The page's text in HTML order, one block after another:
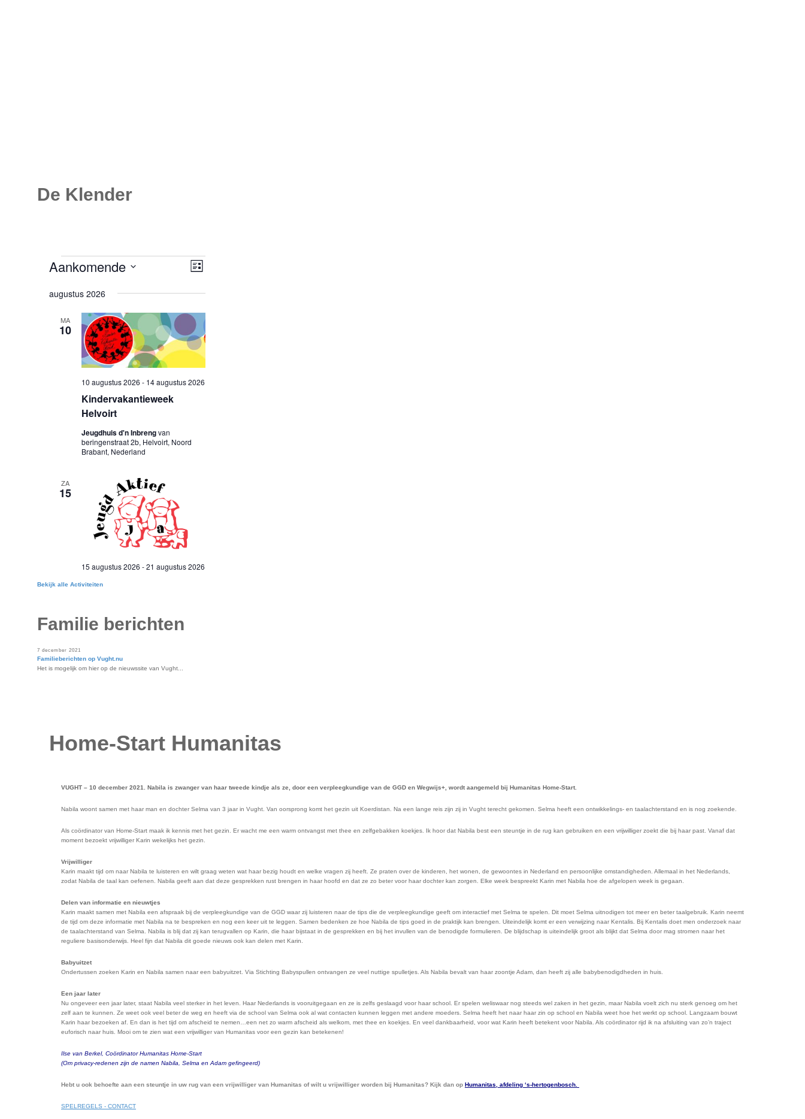
De Klender
Bekijk alle Activiteiten
Familie berichten
7 december 2021
Familieberichten op Vught.nu
Het is mogelijk om hier op de nieuwssite van Vught...
Home-Start Humanitas
VUGHT – 10 december 2021. Nabila is zwanger van haar tweede kindje als ze, door een verpleegkundige van de GGD en Wegwijs+, wordt aangemeld bij Humanitas Home-Start.
Nabila woont samen met haar man en dochter Selma van 3 jaar in Vught. Van oorsprong komt het gezin uit Koerdistan. Na een lange reis zijn zij in Vught terecht gekomen. Selma heeft een ontwikkelings- en taalachterstand en is nog zoekende.
Als coördinator van Home-Start maak ik kennis met het gezin. Er wacht me een warm ontvangst met thee en zelfgebakken koekjes. Ik hoor dat Nabila best een steuntje in de rug kan gebruiken en een vrijwilliger zoekt die bij haar past. Vanaf dat
moment bezoekt vrijwilliger Karin wekelijks het gezin.
Vrijwilliger
Karin maakt tijd om naar Nabila te luisteren en wilt graag weten wat haar bezig houdt en welke vragen zij heeft. Ze praten over de kinderen, het wonen, de gewoontes in Nederland en persoonlijke omstandigheden. Allemaal in het Nederlands,
zodat Nabila de taal kan oefenen. Nabila geeft aan dat deze gesprekken rust brengen in haar hoofd en dat ze zo beter voor haar dochter kan zorgen. Elke week bespreekt Karin met Nabila hoe de afgelopen week is gegaan.
Delen van informatie en nieuwtjes
Karin maakt samen met Nabila een afspraak bij de verpleegkundige van de GGD waar zij luisteren naar de tips die de verpleegkundige geeft om interactief met Selma te spelen. Dit moet Selma uitnodigen tot meer en beter taalgebruik. Karin neemt
de tijd om deze informatie met Nabila na te bespreken en nog een keer uit te leggen. Samen bedenken ze hoe Nabila de tips goed in de praktijk kan brengen. Uiteindelijk komt er een verwijzing naar Kentalis. Bij Kentalis doet men onderzoek naar
de taalachterstand van Selma. Nabila is blij dat zij kan terugvallen op Karin, die haar bijstaat in de gesprekken en bij het invullen van de benodigde formulieren. De blijdschap is uiteindelijk groot als blijkt dat Selma door mag stromen naar het
reguliere basisonderwijs. Heel fijn dat Nabila dit goede nieuws ook kan delen met Karin.
Babyuitzet
Ondertussen zoeken Karin en Nabila samen naar een babyuitzet. Via Stichting Babyspullen ontvangen ze veel nuttige spulletjes. Als Nabila bevalt van haar zoontje Adam, dan heeft zij alle babybenodigdheden in huis.
Een jaar later
Nu ongeveer een jaar later, staat Nabila veel sterker in het leven. Haar Nederlands is vooruitgegaan en ze is zelfs geslaagd voor haar school. Er spelen weliswaar nog steeds wel zaken in het gezin, maar Nabila voelt zich nu sterk genoeg om het
zelf aan te kunnen. Ze weet ook veel beter de weg en heeft via de school van Selma ook al wat contacten kunnen leggen met andere moeders. Selma heeft het naar haar zin op school en Nabila weet hoe het werkt op school. Langzaam bouwt
Karin haar bezoeken af. En dan is het tijd om afscheid te nemen…een net zo warm afscheid als welkom, met thee en koekjes. En veel dankbaarheid, voor wat Karin heeft betekent voor Nabila. Als coördinator rijd ik na afsluiting van zo’n traject
euforisch naar huis. Mooi om te zien wat een vrijwilliger van Humanitas voor een gezin kan betekenen!
Ilse van Berkel, Coördinator Humanitas Home-Start
(Om privacy-redenen zijn de namen Nabila, Selma en Adam gefingeerd)
Hebt u ook behoefte aan een steuntje in uw rug van een vrijwilliger van Humanitas of wilt u vrijwilliger worden bij Humanitas? Kijk dan op Humanitas, afdeling ‘s-hertogenbosch.
SPELREGELS - CONTACT